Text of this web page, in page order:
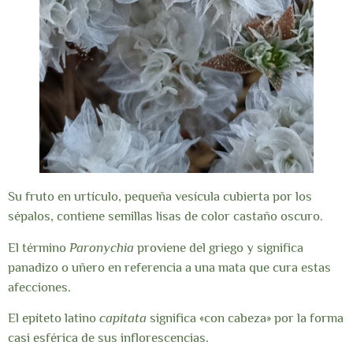
Su fruto en urtículo, pequeña vesícula cubierta por los
sépalos, contiene semillas lisas de color castaño oscuro.
El término Paronychia proviene del griego y significa
panadizo o uñero en referencia a una mata que cura estas
afecciones.
El epíteto latino capitata significa «con cabeza» por la forma
casi esférica de sus inflorescencias.